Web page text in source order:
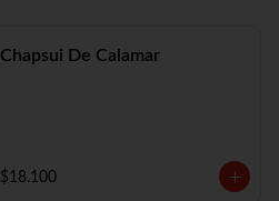
Chapsui De Calamar
$18.100